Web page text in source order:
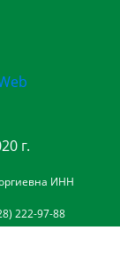
г.
ИНН
222-97-88